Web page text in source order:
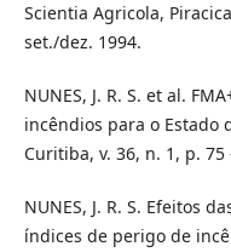
Scientia Agricola,
set./dez. 1994.
NUNES, J. R. S. et al.
incêndios para o Estado
Curitiba, v. 36, n. 1, p. 75
NUNES, J. R. S. Efeitos
índices de perigo de